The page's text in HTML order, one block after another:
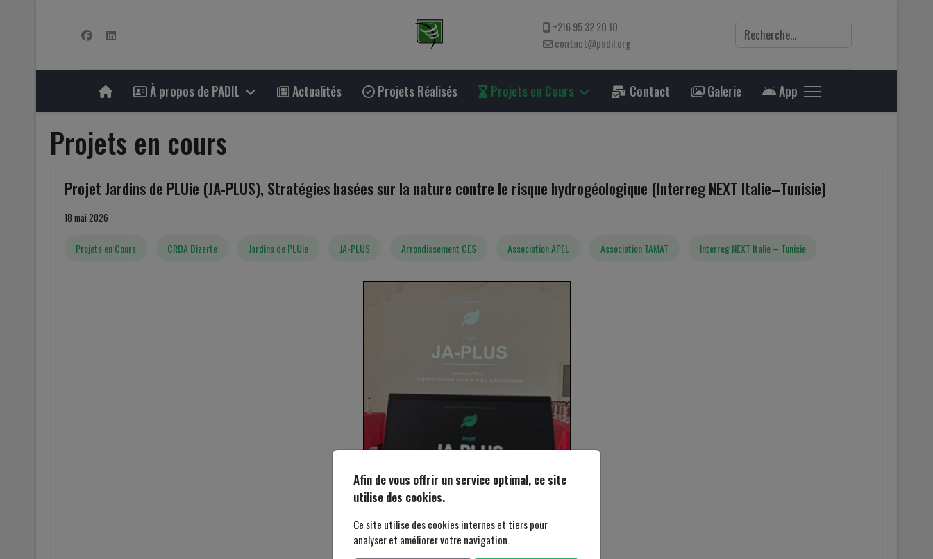
+216 95 32 20 10
contact@padil.org
Rechercher
À propos de PADIL Actualités Projets Réalisés Projets en Cours Contact Galerie App
Projets en cours
Projet Jardins de PLUie (JA-PLUS), Stratégies basées sur la nature contre le risque hydrogéologique (Interreg NEXT Italie–Tunisie)
18 mai 2026
Projets en Cours CRDA Bizerte Jardins de PLUie JA-PLUS Arrondissement CES Association APEL Association TAMAT Interreg NEXT Italie – Tunisie
Afin de vous offrir un service optimal, ce site
utilise des cookies.
Ce site utilise des cookies internes et tiers pour
analyser et améliorer votre navigation.